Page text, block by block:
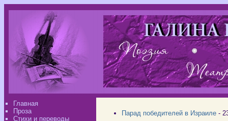
Главная
Проза
Стихи и переводы
Парад победителей в Израиле -